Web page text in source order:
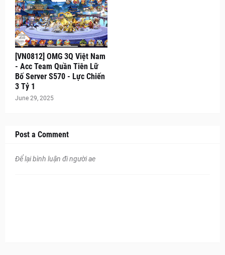
[VN0812] OMG 3Q Việt Nam
- Acc Team Quần Tiên Lữ
Bố Server S570 - Lực Chiến
3 Tỷ 1
June 29, 2025
Post a Comment
Để lại bình luận đi người ae